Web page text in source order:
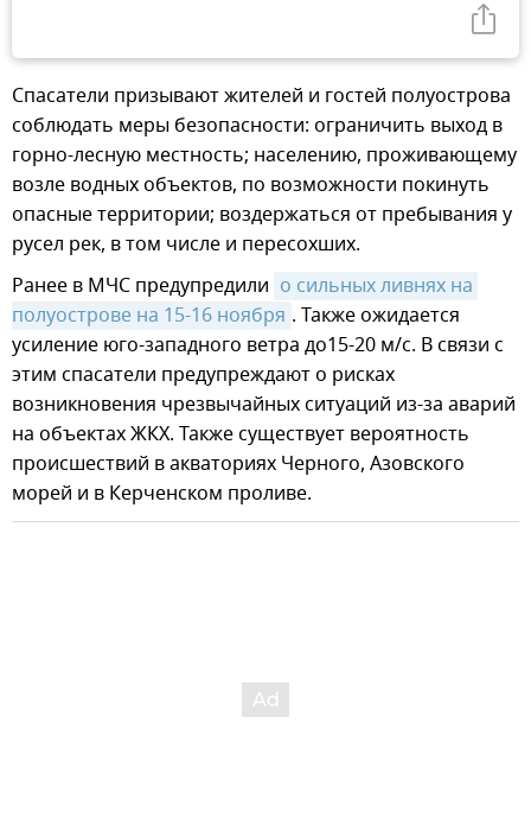
Спасатели призывают жителей и гостей полуострова
соблюдать меры безопасности: ограничить выход в
горно-лесную местность; населению, проживающему
возле водных объектов, по возможности покинуть
опасные территории; воздержаться от пребывания у
русел рек, в том числе и пересохших.
Ранее в МЧС предупредили о сильных ливнях на
полуострове на 15-16 ноября . Также ожидается
усиление юго-западного ветра до15-20 м/с. В связи с
этим спасатели предупреждают о рисках
возникновения чрезвычайных ситуаций из-за аварий
на объектах ЖКХ. Также существует вероятность
происшествий в акваториях Черного, Азовского
морей и в Керченском проливе.